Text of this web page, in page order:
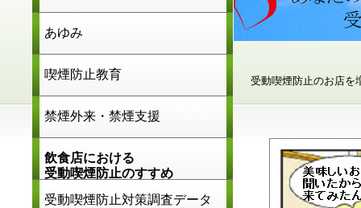
受動喫煙防止のお店を
あゆみ
喫煙防止教育
禁煙外来・禁煙支援
飲食店における
受動喫煙防止のすすめ
受動喫煙防止対策調査データ